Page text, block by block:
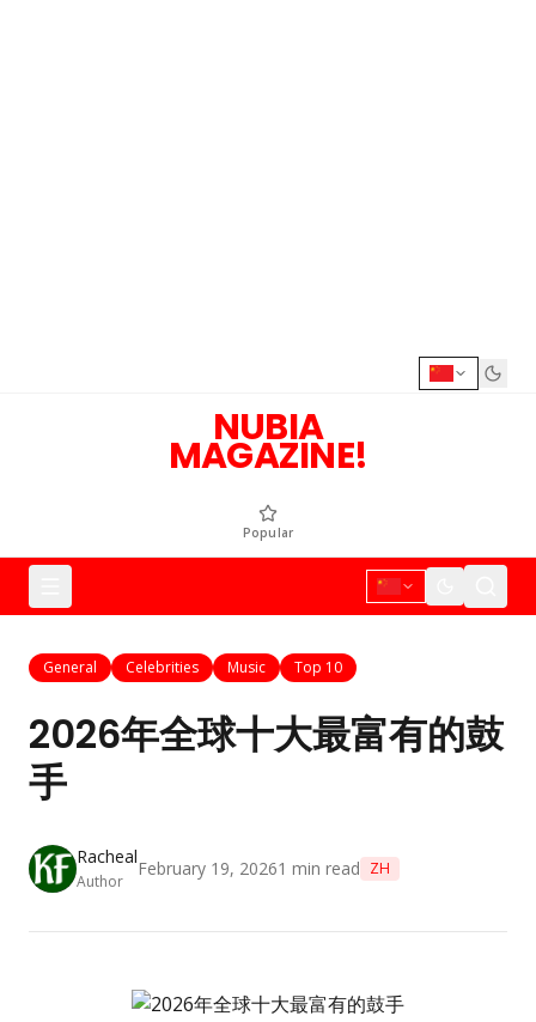
NUBIA
MAGAZINE!
Popular
General Celebrities Music Top 10
2026年全球十大最富有的鼓
手
Racheal
Author
February 19, 20261 min read ZH